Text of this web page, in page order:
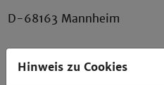
D-68163 Mannheim
Postfach H033
Hinweis zu Cookies